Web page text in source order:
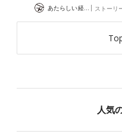
あたらしい経済 編集部 | ストーリ
人気